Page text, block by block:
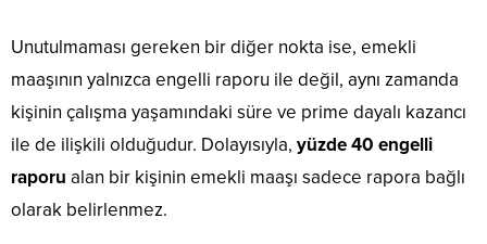
Unutulmaması gereken bir diğer nokta ise, emekli
maaşının yalnızca engelli raporu ile değil, aynı zamanda
kişinin çalışma yaşamındaki süre ve prime dayalı kazancı
ile de ilişkili olduğudur. Dolayısıyla, yüzde 40 engelli
raporu alan bir kişinin emekli maaşı sadece rapora bağlı
olarak belirlenmez.